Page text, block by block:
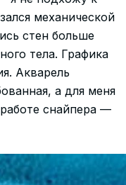
механической
стен больше
тела. Графика
Акварель
а для меня
снайпера —